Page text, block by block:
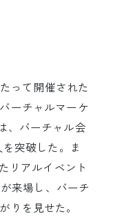
って開催された
ーチャルマーケ
、バーチャル会
突破した。ま
リアルイベント
が来場し、バーチ
りを見せた。